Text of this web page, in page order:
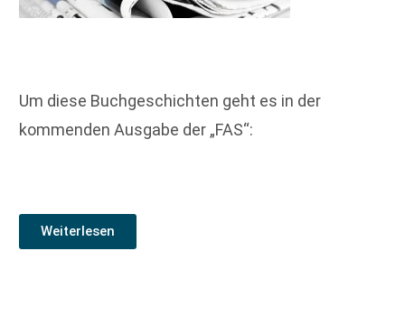
Um diese Buchgeschichten geht es in der
kommenden Ausgabe der „FAS“:
Weiterlesen